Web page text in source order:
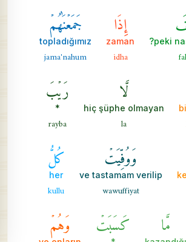
peki
إِذَا
zaman
idha
جَمَعۡنَٰهُمۡ
topladığımız
jama'nahum
لَّا
hiç şüphe olmayan
la
رَيۡبَ
*
rayba
وَوُفِّيَتۡ
ve tastamam verilip
wawuffiyat
كُلُّ
her
kullu
مَّا كَسَبَتۡ وَهُمۡ